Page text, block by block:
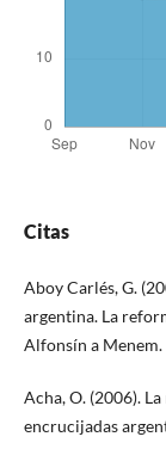
Citas
Aboy Carlés, G.
argentina. La
Alfonsín a
Acha, O. (2006).
encrucijadas